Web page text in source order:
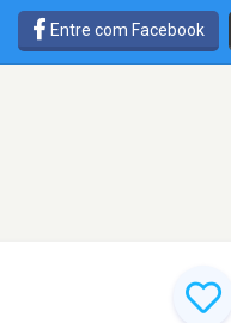
Entre com Facebook